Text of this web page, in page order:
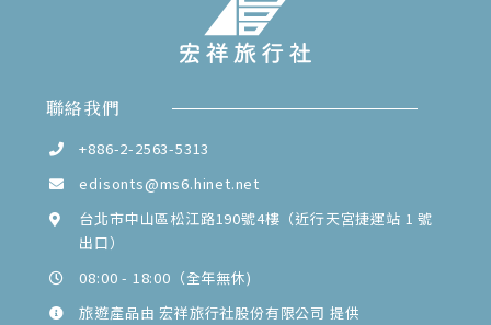
聯絡我們
+886-2-2563-5313
edisonts@ms6.hinet.net
台北市中山區松江路190號4樓（近行天宮捷運站 1 號
出口）
08:00 - 18:00（全年無休)
旅遊產品由 宏祥旅行社股份有限公司 提供